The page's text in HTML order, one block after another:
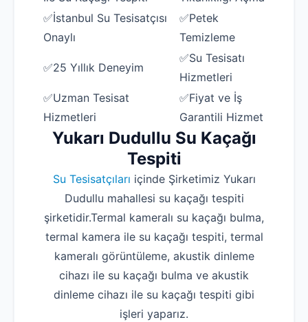
✅İstanbul Su Tesisatçısı
Onaylı
✅Petek
Temizleme
✅25 Yıllık Deneyim
✅Su Tesisatı
Hizmetleri
✅Uzman Tesisat
Hizmetleri
✅Fiyat ve İş
Garantili Hizmet
Yukarı Dudullu Su Kaçağı
Tespiti
Su Tesisatçıları içinde Şirketimiz Yukarı
Dudullu mahallesi su kaçağı tespiti
şirketidir.Termal kameralı su kaçağı bulma,
termal kamera ile su kaçağı tespiti, termal
kameralı görüntüleme, akustik dinleme
cihazı ile su kaçağı bulma ve akustik
dinleme cihazı ile su kaçağı tespiti gibi
işleri yaparız.